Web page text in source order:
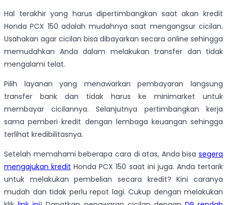
Hal terakhir yang harus dipertimbangkan saat akan kredit
Honda PCX 150 adalah mudahnya saat mengangsur cicilan.
Usahakan agar cicilan bisa dibayarkan secara online sehingga
memudahkan Anda dalam melakukan transfer dan tidak
mengalami telat.
Pilih layanan yang menawarkan pembayaran langsung
transfer bank dan tidak harus ke minimarket untuk
membayar cicilannya. Selanjutnya pertimbangkan kerja
sama pemberi kredit dengan lembaga keuangan sehingga
terlihat kredibilitasnya.
Setelah memahami beberapa cara di atas, Anda bisa segera
mengajukan kredit Honda PCX 150 saat ini juga. Anda tertarik
untuk melakukan pembelian secara kredit? Kini caranya
mudah dan tidak perlu repot lagi. Cukup dengan melakukan